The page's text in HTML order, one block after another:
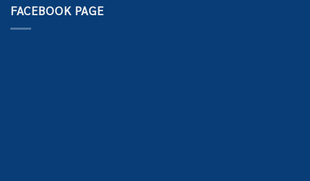
FACEBOOK PAGE